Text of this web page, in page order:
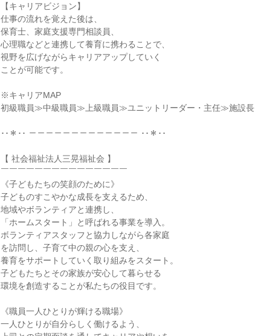
【キャリアビジョン】
仕事の流れを覚えた後は、
保育士、家庭支援専門相談員、
心理職などと連携して養育に携わることで、
視野を広げながらキャリアアップしていく
ことが可能です。
※キャリアMAP
初級職員≫中級職員≫上級職員≫ユニットリーダー・主任≫施設長
･･＊･･ －－－－－－－－－－－－－ ･･＊･･
【 社会福祉法人三晃福祉会 】
￣￣￣￣￣￣￣￣￣￣￣￣￣￣￣
《子どもたちの笑顔のために》
子どものすこやかな成長を支えるため、
地域やボランティアと連携し、
「ホームスタート」と呼ばれる事業を導入。
ボランティアスタッフと協力しながら各家庭
を訪問し、子育て中の親の心を支え、
養育をサポートしていく取り組みをスタート。
子どもたちとその家族が安心して暮らせる
環境を創造することが私たちの役目です。
《職員一人ひとりが輝ける職場》
一人ひとりが自分らしく働けるよう、